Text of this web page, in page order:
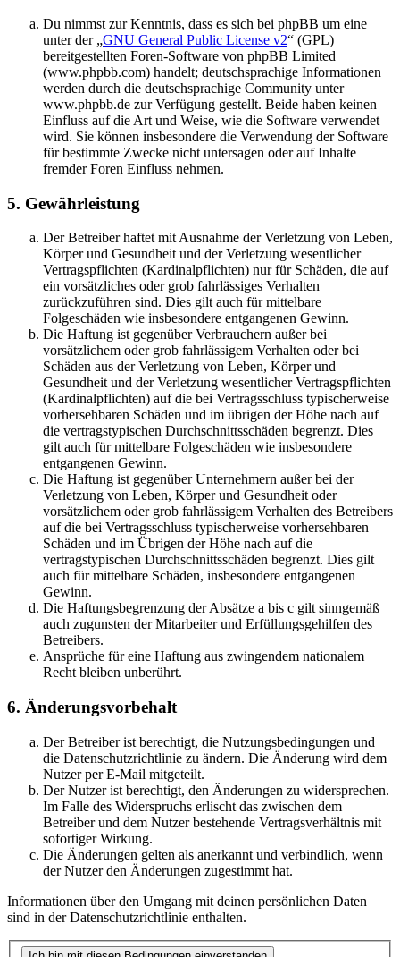
Du nimmst zur Kenntnis, dass es sich bei phpBB um eine
unter der „GNU General Public License v2“ (GPL)
bereitgestellten Foren-Software von phpBB Limited
(www.phpbb.com) handelt; deutschsprachige Informationen
werden durch die deutschsprachige Community unter
www.phpbb.de zur Verfügung gestellt. Beide haben keinen
Einfluss auf die Art und Weise, wie die Software verwendet
wird. Sie können insbesondere die Verwendung der Software
für bestimmte Zwecke nicht untersagen oder auf Inhalte
fremder Foren Einfluss nehmen.
5. Gewährleistung
Der Betreiber haftet mit Ausnahme der Verletzung von Leben,
Körper und Gesundheit und der Verletzung wesentlicher
Vertragspflichten (Kardinalpflichten) nur für Schäden, die auf
ein vorsätzliches oder grob fahrlässiges Verhalten
zurückzuführen sind. Dies gilt auch für mittelbare
Folgeschäden wie insbesondere entgangenen Gewinn.
Die Haftung ist gegenüber Verbrauchern außer bei
vorsätzlichem oder grob fahrlässigem Verhalten oder bei
Schäden aus der Verletzung von Leben, Körper und
Gesundheit und der Verletzung wesentlicher Vertragspflichten
(Kardinalpflichten) auf die bei Vertragsschluss typischerweise
vorhersehbaren Schäden und im übrigen der Höhe nach auf
die vertragstypischen Durchschnittsschäden begrenzt. Dies
gilt auch für mittelbare Folgeschäden wie insbesondere
entgangenen Gewinn.
Die Haftung ist gegenüber Unternehmern außer bei der
Verletzung von Leben, Körper und Gesundheit oder
vorsätzlichem oder grob fahrlässigem Verhalten des Betreibers
auf die bei Vertragsschluss typischerweise vorhersehbaren
Schäden und im Übrigen der Höhe nach auf die
vertragstypischen Durchschnittsschäden begrenzt. Dies gilt
auch für mittelbare Schäden, insbesondere entgangenen
Gewinn.
Die Haftungsbegrenzung der Absätze a bis c gilt sinngemäß
auch zugunsten der Mitarbeiter und Erfüllungsgehilfen des
Betreibers.
Ansprüche für eine Haftung aus zwingendem nationalem
Recht bleiben unberührt.
6. Änderungsvorbehalt
Der Betreiber ist berechtigt, die Nutzungsbedingungen und
die Datenschutzrichtlinie zu ändern. Die Änderung wird dem
Nutzer per E-Mail mitgeteilt.
Der Nutzer ist berechtigt, den Änderungen zu widersprechen.
Im Falle des Widerspruchs erlischt das zwischen dem
Betreiber und dem Nutzer bestehende Vertragsverhältnis mit
sofortiger Wirkung.
Die Änderungen gelten als anerkannt und verbindlich, wenn
der Nutzer den Änderungen zugestimmt hat.
Informationen über den Umgang mit deinen persönlichen Daten
sind in der Datenschutzrichtlinie enthalten.